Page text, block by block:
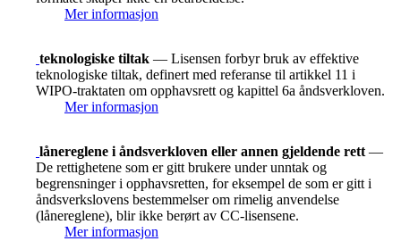
Mer informasjon
teknologiske tiltak — Lisensen forbyr bruk av effektive
teknologiske tiltak, definert med referanse til artikkel 11 i
WIPO-traktaten om opphavsrett og kapittel 6a åndsverkloven.
Mer informasjon
lånereglene i åndsverkloven eller annen gjeldende rett —
De rettighetene som er gitt brukere under unntak og
begrensninger i opphavsretten, for eksempel de som er gitt i
åndsverkslovens bestemmelser om rimelig anvendelse
(lånereglene), blir ikke berørt av CC-lisensene.
Mer informasjon